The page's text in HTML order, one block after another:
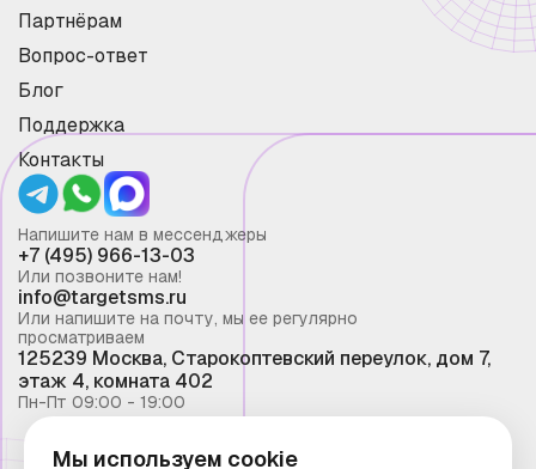
Партнёрам
Вопрос-ответ
Блог
Поддержка
Контакты
Напишите нам в мессенджеры
+7 (495) 966-13-03
Или позвоните нам!
info@targetsms.ru
Или напишите на почту, мы ее регулярно
просматриваем
125239 Москва, Старокоптевский переулок, дом 7,
этаж 4, комната 402
Пн-Пт 09:00 - 19:00
Мы используем cookie